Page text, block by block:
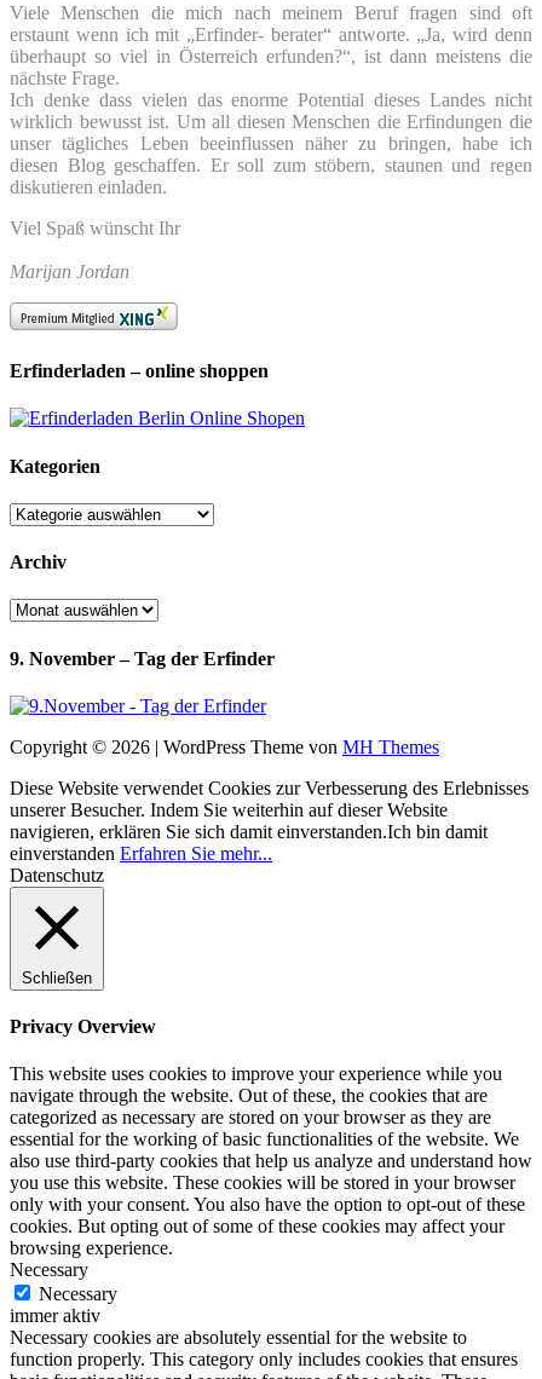
Viele Menschen die mich nach meinem Beruf fragen sind oft
erstaunt wenn ich mit „Erfinder- berater“ antworte. „Ja, wird denn
überhaupt so viel in Österreich erfunden?“, ist dann meistens die
nächste Frage.
Ich denke dass vielen das enorme Potential dieses Landes nicht
wirklich bewusst ist. Um all diesen Menschen die Erfindungen die
unser tägliches Leben beeinflussen näher zu bringen, habe ich
diesen Blog geschaffen. Er soll zum stöbern, staunen und regen
diskutieren einladen.
Viel Spaß wünscht Ihr
Marijan Jordan
Erfinderladen – online shoppen
Kategorien
Kategorien
Archiv
Archiv
9. November – Tag der Erfinder
Copyright © 2026 | WordPress Theme von MH Themes
Diese Website verwendet Cookies zur Verbesserung des Erlebnisses
unserer Besucher. Indem Sie weiterhin auf dieser Website
navigieren, erklären Sie sich damit einverstanden.Ich bin damit
einverstanden Erfahren Sie mehr...
Datenschutz
Schließen
Privacy Overview
This website uses cookies to improve your experience while you
navigate through the website. Out of these, the cookies that are
categorized as necessary are stored on your browser as they are
essential for the working of basic functionalities of the website. We
also use third-party cookies that help us analyze and understand how
you use this website. These cookies will be stored in your browser
only with your consent. You also have the option to opt-out of these
cookies. But opting out of some of these cookies may affect your
browsing experience.
Necessary
Necessary
immer aktiv
Necessary cookies are absolutely essential for the website to
function properly. This category only includes cookies that ensures